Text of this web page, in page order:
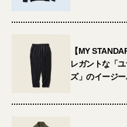
【MY
レガントな「
ズ」のイージ